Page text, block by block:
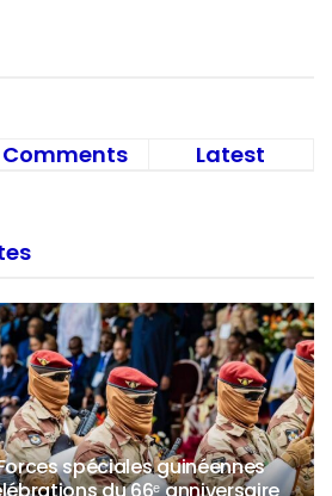
Comments Latest
spéciales guinéennes
du 66ᵉ anniversaire